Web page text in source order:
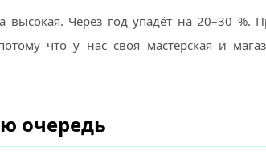
Через год упадёт на 20–30 %.
что у нас своя мастерская и
очередь